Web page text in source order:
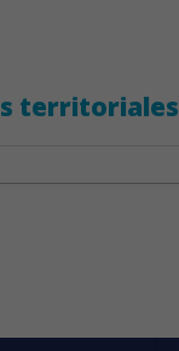
territoriales